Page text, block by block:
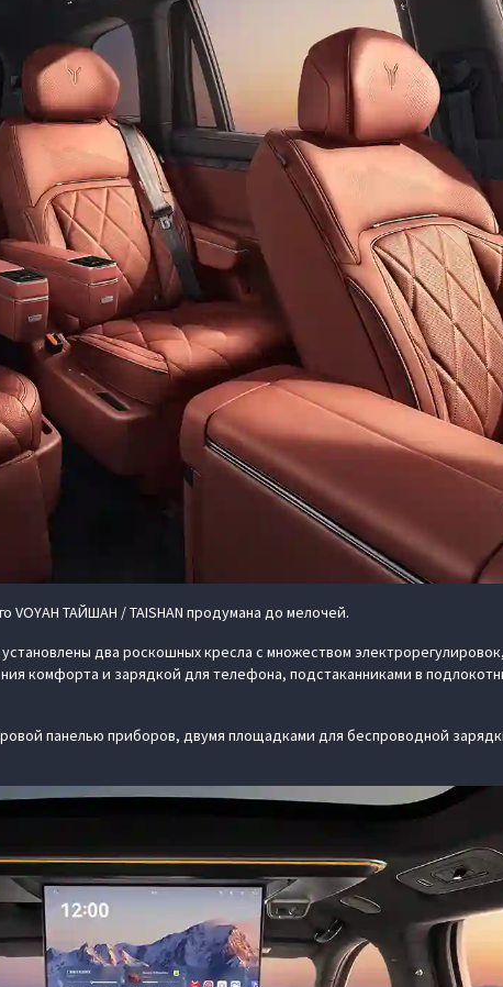
ТАЙШАН / TAISHAN продумана до мелочей.
два роскошных кресла с множеством
комфорта и зарядкой для телефона, подстаканниками в
панелью приборов, двумя площадками для беспроводной